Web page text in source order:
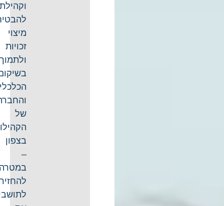
וקהילתי,
להבטיח
מיצוי
זכויות
ולתמוך
בשיקום
הכלכלי
והחברתי
הקהילות
בצפון
במטרה
להחזיר
לתושבים